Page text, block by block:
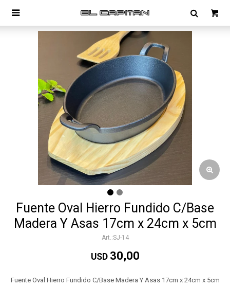

Fuente Oval Hierro Fundido C/Base
Madera Y Asas 17cm x 24cm x 5cm
SJ-14
USD 30,00
Fuente Oval Hierro Fundido C/Base Madera Y Asas 17cm x 24cm x 5cm